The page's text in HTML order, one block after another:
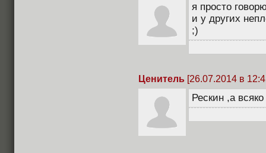
я просто
и у других
;)
Ценитель [26.07.2014 в
Рескин ,а